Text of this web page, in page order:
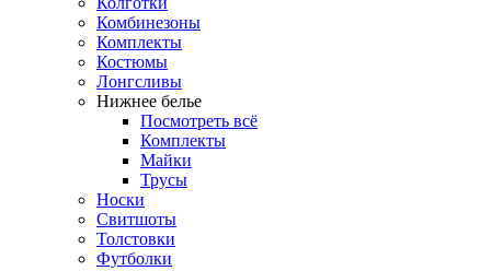
Комбинезоны
Комплекты
Костюмы
Лонгсливы
Нижнее белье
Посмотреть всё
Комплекты
Майки
Трусы
Носки
Свитшоты
Толстовки
Футболки